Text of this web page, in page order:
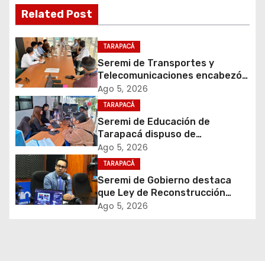
c
i
ó
n
d
e
e
n
t
Related Post
TARAPACÁ
Seremi de Transportes y
Telecomunicaciones encabezó
primera mesa de coordinación
para el retiro de cables en
desuso en Iquique
Ago 5, 2026
TARAPACÁ
Seremi de Educación de
Tarapacá dispuso de
facilitadores para apoyar
proceso de Admisión Escolar
2027
Ago 5, 2026
TARAPACÁ
Seremi de Gobierno destaca
que Ley de Reconstrucción
Nacional impulsará la inversión
Ago 5, 2026